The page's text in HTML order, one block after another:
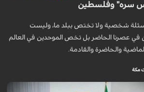
سره" وفلسطين
شخصية ولا تختص ببلد ما، وليست
عصرنا الحاضر بل تخص الموحدين في العالم
والحاضرة والقادمة.